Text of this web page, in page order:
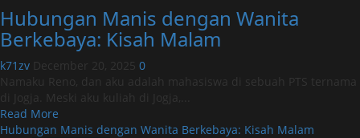
Manis
dengan
Wanita
Berkebaya:
Kisah
Malam
Hubungan Manis dengan Wanita
Berkebaya: Kisah Malam
k71zv December 20, 2025 0
Namaku Reno, dan aku adalah mahasiswa di sebuah PTS ternama
di Jogja. Meski aku kuliah di Jogja,...
Read More
more
Hubungan Manis dengan Wanita Berkebaya: Kisah Malam